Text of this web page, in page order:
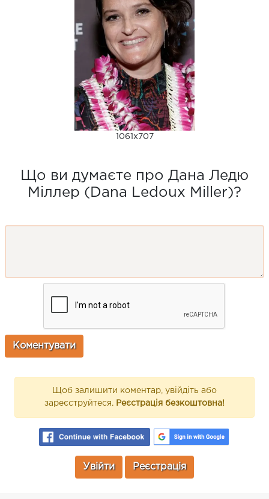
1061x707
Що ви думаєте про Дана Ледю
Міллер (Dana Ledoux Miller)?
Щоб залишити коментар, увійдіть або
зареєструйтеся. Реєстрація безкоштовна!
Увійти Реєстрація